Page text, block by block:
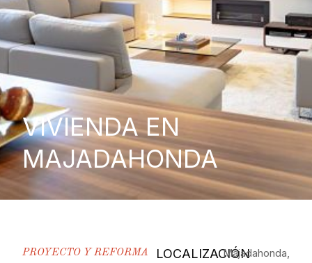
VIVIENDA EN
MAJADAHONDA
PROYECTO Y REFORMA
LOCALIZACIÓNMajadahonda,